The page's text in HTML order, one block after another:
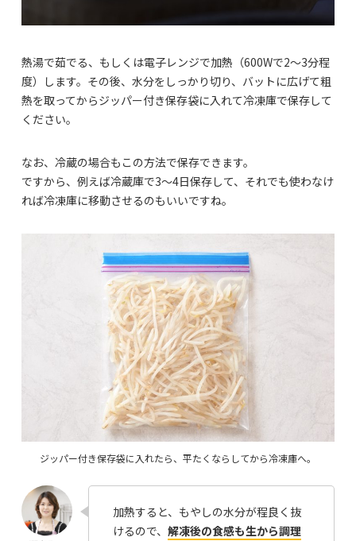
熱湯で茹でる、もしくは電子レンジで加熱（600Wで2～3分程
度）します。その後、水分をしっかり切り、バットに広げて粗
熱を取ってからジッパー付き保存袋に入れて冷凍庫で保存して
ください。
なお、冷蔵の場合もこの方法で保存できます。
ですから、例えば冷蔵庫で3～4日保存して、それでも使わなけ
れば冷凍庫に移動させるのもいいですね。
ジッパー付き保存袋に入れたら、平たくならしてから冷凍庫へ。
加熱すると、もやしの水分が程良く抜
けるので、 解凍後の食感も生から調理